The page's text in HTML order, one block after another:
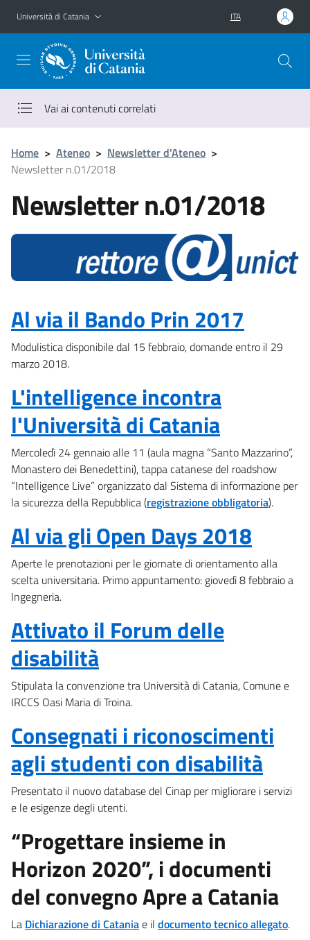
Vai al contenuto principale
Vai al menu di navigazione
Università di Catania ITA
Vai ai contenuti correlati
Home > Ateneo > Newsletter d'Ateneo >
Newsletter n.01/2018
Newsletter n.01/2018
Al via il Bando Prin 2017
Modulistica disponibile dal 15 febbraio, domande entro il 29
marzo 2018.
L'intelligence incontra
l'Università di Catania
Mercoledì 24 gennaio alle 11 (aula magna “Santo Mazzarino”,
Monastero dei Benedettini), tappa catanese del roadshow
“Intelligence Live” organizzato dal Sistema di informazione per
la sicurezza della Repubblica (registrazione obbligatoria).
Al via gli Open Days 2018
Aperte le prenotazioni per le giornate di orientamento alla
scelta universitaria. Primo appuntamento: giovedì 8 febbraio a
Ingegneria.
Attivato il Forum delle
disabilità
Stipulata la convenzione tra Università di Catania, Comune e
IRCCS Oasi Maria di Troina.
Consegnati i riconoscimenti
agli studenti con disabilità
Presentato il nuovo database del Cinap per migliorare i servizi
e le esigenze degli utenti.
“Progettare insieme in
Horizon 2020”, i documenti
del convegno Apre a Catania
La Dichiarazione di Cataniae il documento tecnico allegato.